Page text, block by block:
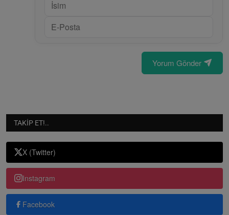
Yorum Gönder
TAKIP ET!..
X (Twitter)
Instagram
Facebook